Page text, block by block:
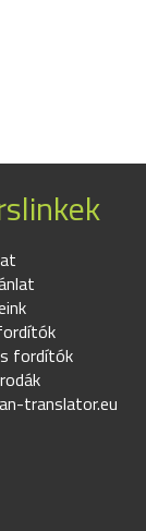
fordítók
translator.eu